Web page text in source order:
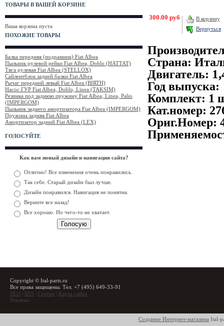
ТОВАРЫ В ВАШЕЙ КОРЗИНЕ
Ваша корзина пуста
ПОХОЖИЕ ТОВАРЫ
Балка передняя (подрамник) Fiat Albea
Пыльник рулевой рейки Fiat Albea, Doblo (HATTAT)
Тяга рулевая Fiat Albea (STELLOX)
Сайлентблок задней балки Fiat Albea
Рычаг передний левый Fiat Albea (BIRTH)
Насос ГУР Fiat Albea, Doblo, Linea (TAKSIM)
Резинка под заднюю пружину Fiat Albea, Linea, Palio
(IMPERGOM)
Пыльник заднего амортизатора Fiat Albea (IMPERGOM)
Пружина задняя Fiat Albea
Амортизатор задний Fiat Albea (LEX)
ГОЛОСУЙТЕ
Как вам новый дизайн и навигация сайта?
Отлично! Все изменения очень понравились.
Так себе. Старый дизайн был лучше.
Дизайн понравился. Навигация не понятна.
Верните все назад!
Все хорошо. Но чего-то не хватает.
300.00 руб
В корзину
Вернуться
Страна:
Двигатель:
Год выпуска:
Комплект: 1
Кат.номер:
Ориг.Номер:
Copyright © Ital-parts.ru
Все права защищены. Тел. +7 (495) 649-33-91
SEO
RSS Статьи
Карта сайта
Реклама:
Создание Интернет-магазина Ital-